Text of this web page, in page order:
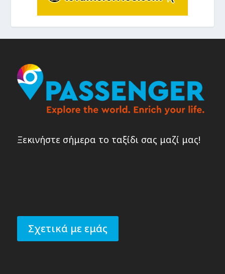
Ξεκινήστε σήμερα το ταξίδι σας μαζί μας!
Σχετικά με εμάς